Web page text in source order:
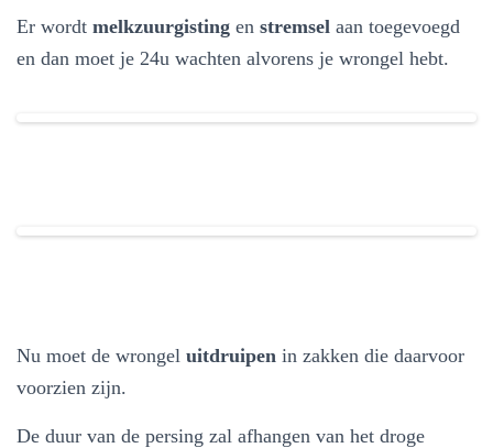
Er wordt melkzuurgisting en stremsel aan toegevoegd
en dan moet je 24u wachten alvorens je wrongel hebt.
Nu moet de wrongel uitdruipen in zakken die daarvoor
voorzien zijn.
De duur van de persing zal afhangen van het droge